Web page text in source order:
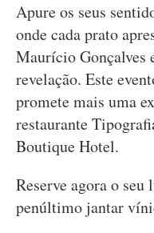
Apure os seus
onde cada prato
Maurício Gonçalves
revelação. Este
promete mais uma
restaurante
Boutique Hotel.
Reserve agora o seu
penúltimo jantar